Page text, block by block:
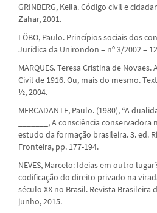
GRINBERG, Keila. Código civil e
Zahar, 2001.
LÔBO, Paulo. Princípios sociais dos
Jurídica da Unirondon – nº 3/2002 – 12
MARQUES. Teresa Cristina de
Civil de 1916. Ou, mais do mesmo.
½, 2004.
MERCADANTE, Paulo. (1980), “A
_______, A consciência
estudo da formação brasileira. 3. ed.
Fronteira, pp. 177-194.
NEVES, Marcelo: Ideias em outro
codificação do direito privado na
século XX no Brasil. Revista Brasileira
junho, 2015.